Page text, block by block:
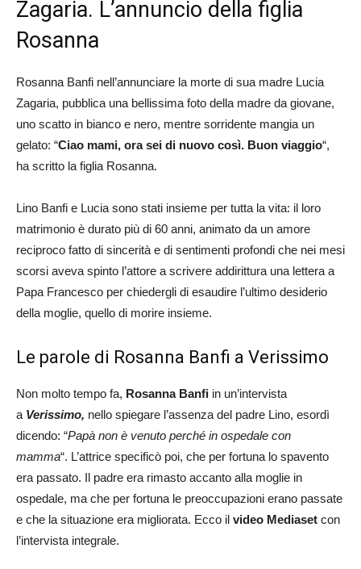
Zagaria. L’annuncio della figlia
Rosanna
Rosanna Banfi nell’annunciare la morte di sua madre Lucia
Zagaria, pubblica una bellissima foto della madre da giovane,
uno scatto in bianco e nero, mentre sorridente mangia un
gelato: “Ciao mami, ora sei di nuovo così. Buon viaggio“,
ha scritto la figlia Rosanna.
Lino Banfi e Lucia sono stati insieme per tutta la vita: il loro
matrimonio è durato più di 60 anni, animato da un amore
reciproco fatto di sincerità e di sentimenti profondi che nei mesi
scorsi aveva spinto l’attore a scrivere addirittura una lettera a
Papa Francesco per chiedergli di esaudire l’ultimo desiderio
della moglie, quello di morire insieme.
Le parole di Rosanna Banfi a Verissimo
Non molto tempo fa, Rosanna Banfi in un’intervista
a Verissimo, nello spiegare l’assenza del padre Lino, esordì
dicendo: “Papà non è venuto perché in ospedale con
mamma“. L’attrice specificò poi, che per fortuna lo spavento
era passato. Il padre era rimasto accanto alla moglie in
ospedale, ma che per fortuna le preoccupazioni erano passate
e che la situazione era migliorata. Ecco il video Mediaset con
l’intervista integrale.